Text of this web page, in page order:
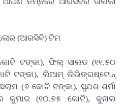
(ଆରସିବି) ଟିମ
ଟଙ୍କା), ଫିଲ୍ ସାଲଡ (୧୧.୫୦
ଟଙ୍କା), ଲିଆମ୍ ଲିଭିଙ୍ଗଷ୍ଟୋନ୍
(୬ କୋଟି ଟଙ୍କା), ସୁଯଶ ଶର୍ମା
କୁମାର (୧୦.୭୫ କୋଟି), କୁନାଲ